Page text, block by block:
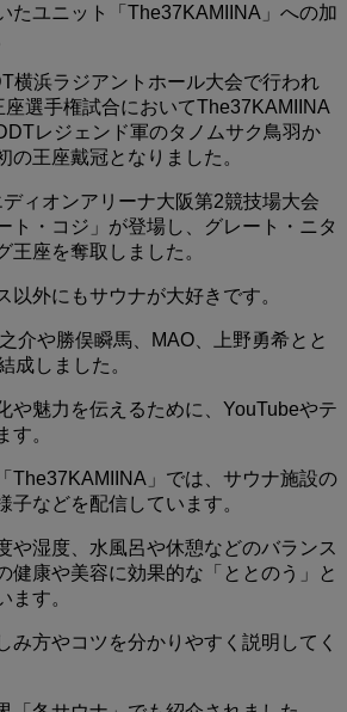
たユニット「The37KAMIINA」への加
横浜ラジアントホール大会で行われ
選手権試合においてThe37KAMIINA
レジェンド軍のタノムサク鳥羽か
の王座戴冠となりました。
ィオンアリーナ大阪第2競技場大会
ト・コジ」が登場し、グレート・ニタ
王座を奪取しました。
以外にもサウナが大好きです。
介や勝俣瞬馬、MAO、上野勇希とと
成しました。
や魅力を伝えるために、YouTubeやテ
す。
The37KAMIINA」では、サウナ施設の
子などを配信しています。
や湿度、水風呂や休憩などのバランス
健康や美容に効果的な「ととのう」と
ます。
み方やコツを分かりやすく説明してく